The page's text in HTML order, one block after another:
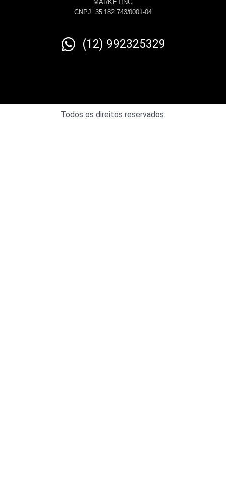
MARKETING
CNPJ: 35.182.743/0001-04
(12) 992325329
Todos os direitos reservados.